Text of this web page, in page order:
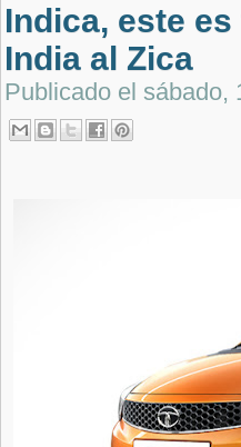
Indica, este
India al Zica
Publicado el sábado,